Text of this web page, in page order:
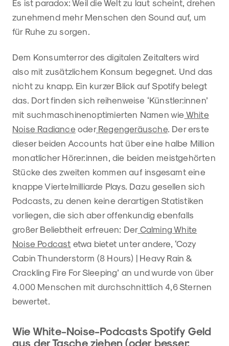
Es ist paradox: Weil die Welt zu laut scheint, drehen
zunehmend mehr Menschen den Sound auf, um
für Ruhe zu sorgen.
Dem Konsumterror des digitalen Zeitalters wird
also mit zusätzlichem Konsum begegnet. Und das
nicht zu knapp. Ein kurzer Blick auf Spotify belegt
das. Dort finden sich reihenweise ‘Künstler:innen’
mit suchmaschinenoptimierten Namen wie White
Noise Radiance oderRegengeräusche. Der erste
dieser beiden Accounts hat über eine halbe Million
monatlicher Hörer:innen, die beiden meistgehörten
Stücke des zweiten kommen auf insgesamt eine
knappe Viertelmilliarde Plays. Dazu gesellen sich
Podcasts, zu denen keine derartigen Statistiken
vorliegen, die sich aber offenkundig ebenfalls
großer Beliebtheit erfreuen: DerCalming White
Noise Podcast etwa bietet unter andere, ‘Cozy
Cabin Thunderstorm (8 Hours) | Heavy Rain &
Crackling Fire For Sleeping’ an und wurde von über
4.000 Menschen mit durchschnittlich 4,6 Sternen
bewertet.
Wie White-Noise-Podcasts Spotify Geld
aus der Tasche ziehen (oder besser: